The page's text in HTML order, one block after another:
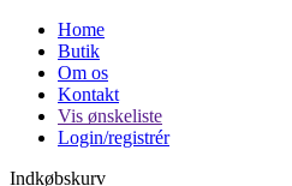
Home
Butik
Om os
Kontakt
Vis ønskeliste
Login/registrér
Indkøbskurv